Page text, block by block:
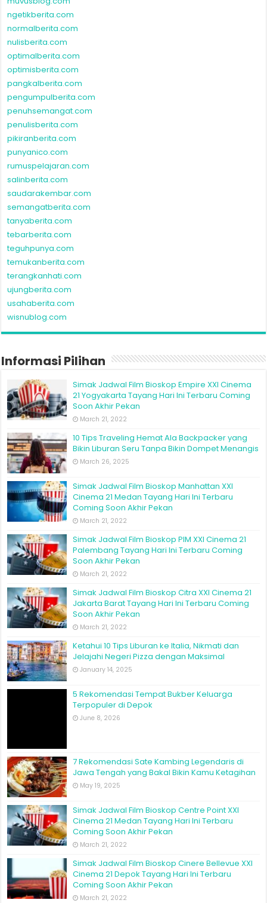
optimisberita.com
pangkalberita.com
pengumpulberita.com
penuhsemangat.com
penulisberita.com
pikiranberita.com
punyanico.com
rumuspelajaran.com
salinberita.com
saudarakembar.com
semangatberita.com
tanyaberita.com
tebarberita.com
teguhpunya.com
temukanberita.com
terangkanhati.com
ujungberita.com
usahaberita.com
wisnublog.com
Informasi Pilihan
March 21, 2022
10 Tips Traveling Hemat Ala Backpacker yang
Bikin Liburan Seru Tanpa Bikin Dompet Menangis
March 26, 2025
Cinema 21 Medan Tayang Hari Ini Terbaru
Coming Soon Akhir Pekan
March 21, 2022
Simak Jadwal Film Bioskop PIM XXI Cinema 21
Palembang Tayang Hari Ini Terbaru Coming
Soon Akhir Pekan
March 21, 2022
Simak Jadwal Film Bioskop Citra XXI Cinema 21
Jakarta Barat Tayang Hari Ini Terbaru Coming
Soon Akhir Pekan
March 21, 2022
Ketahui 10 Tips Liburan ke Italia, Nikmati dan
Jelajahi Negeri Pizza dengan Maksimal
January 14, 2025
Terpopuler di Depok
June 8, 2026
Jawa Tengah yang Bakal Bikin Kamu Ketagihan
May 19, 2025
March 21, 2022
Simak Jadwal Film Bioskop Cinere Bellevue XXI
Coming Soon Akhir Pekan
March 21, 2022